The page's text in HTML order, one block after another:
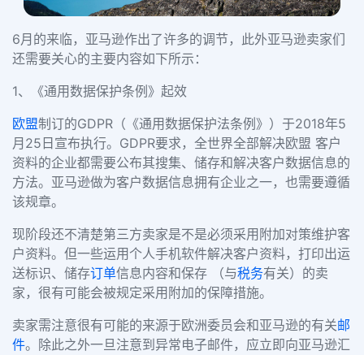
6月的来临，亚马逊作出了许多的调节，此外亚马逊卖家们
还需要关心的主要内容如下所示：
1、《通用数据保护条例》起效
欧盟制订的GDPR（《通用数据保护法条例》）于2018年5
月25日宣布执行。GDPR要求，全世界全部解决欧盟 客户
资料的企业都需要公布其搜集、储存和解决客户数据信息的
方法。亚马逊做为客户数据信息拥有企业之一，也需要遵循
该规章。
现阶段还不清楚第三方卖家是不是必须采用附加对策维护客
户资料。但一些运用个人手机软件解决客户资料，打印出运
送标识、储存订单信息内容和保存 （与税务有关）的卖
家，很有可能会被规定采用附加的保障措施。
卖家需注意很有可能的来源于欧洲委员会和亚马逊的有关邮
件。除此之外一旦注意到异常电子邮件，应立即向亚马逊汇